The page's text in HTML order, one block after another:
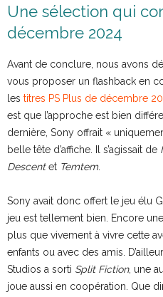
Une sélection qui
décembre 2024
Avant de conclure, nous avons
vous proposer un flashback en
les titres PS Plus de décembre
est que l’approche est bien
dernière, Sony offrait «
belle tête d’affiche. Il s’agissait de
Descentet Temtem.
Sony avait donc offert le jeu élu
jeu est tellement bien. Encore
plus que vivement à vivre cette
enfants ou avec des amis.
Studios a sorti Split Fiction, une
joue aussi en coopération. Que